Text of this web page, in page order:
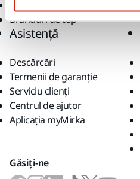
Branduri de top
Asistență
Descărcări
Termenii de garanție
Serviciu clienți
Centrul de ajutor
Aplicația myMirka
Găsiți-ne